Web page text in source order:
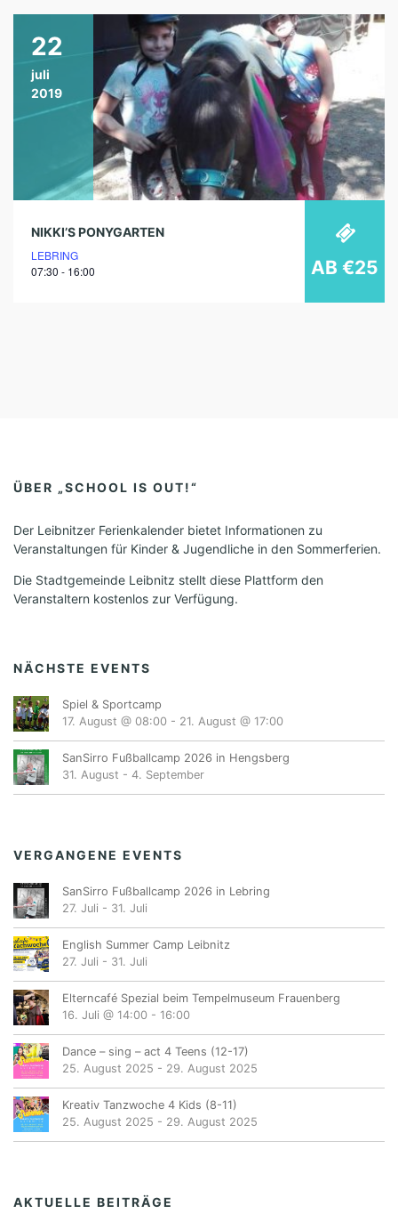
22
juli
2019
NIKKI’S PONYGARTEN
LEBRING
07:30 - 16:00
AB €25
ÜBER „SCHOOL IS OUT!“
Der Leibnitzer Ferienkalender bietet Informationen zu
Veranstaltungen für Kinder & Jugendliche in den Sommerferien.
Die Stadtgemeinde Leibnitz stellt diese Plattform den
Veranstaltern kostenlos zur Verfügung.
NÄCHSTE EVENTS
Spiel & Sportcamp
17. August @ 08:00 - 21. August @ 17:00
SanSirro Fußballcamp 2026 in Hengsberg
31. August - 4. September
VERGANGENE EVENTS
SanSirro Fußballcamp 2026 in Lebring
27. Juli - 31. Juli
English Summer Camp Leibnitz
27. Juli - 31. Juli
Elterncafé Spezial beim Tempelmuseum Frauenberg
16. Juli @ 14:00 - 16:00
Dance – sing – act 4 Teens (12-17)
25. August 2025 - 29. August 2025
Kreativ Tanzwoche 4 Kids (8-11)
25. August 2025 - 29. August 2025
AKTUELLE BEITRÄGE